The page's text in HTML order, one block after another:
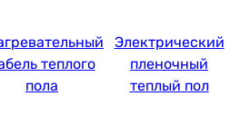
теплого
пола
Электрический
пленочный
теплый пол